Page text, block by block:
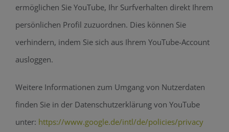
ermöglichen Sie YouTube, Ihr Surfverhalten direkt Ihrem
persönlichen Profil zuzuordnen. Dies können Sie
verhindern, indem Sie sich aus Ihrem YouTube-Account
ausloggen.
Weitere Informationen zum Umgang von Nutzerdaten
finden Sie in der Datenschutzerklärung von YouTube
unter: https://www.google.de/intl/de/policies/privacy